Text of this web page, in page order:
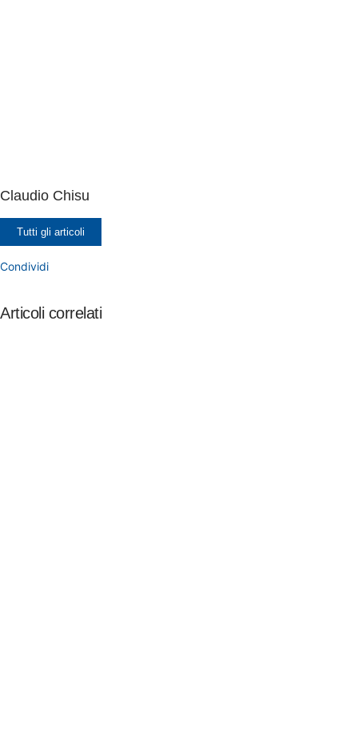
Claudio Chisu
Tutti gli articoli
Condividi
Articoli correlati